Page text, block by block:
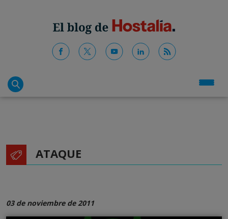
ATAQUE
03 de noviembre de 2011